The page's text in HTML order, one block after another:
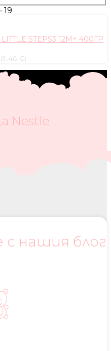
19
STEPS3 12М+ 400ГР
€)
Nestle
с нашия блог